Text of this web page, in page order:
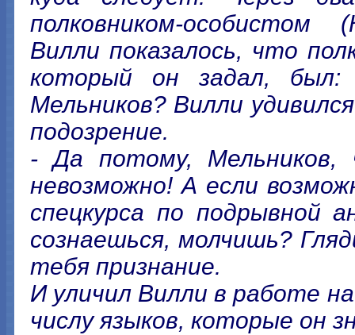
полковником-
Вилли показалось, что
который он задал,
Мельников? Вилли
подозрение.
- Да потому, Мельников,
невозможно! А если
спецкурса по подрывной
сознаешься, молчишь?
тебя признание.
И уличил Вилли в работе
числу языков, которые он